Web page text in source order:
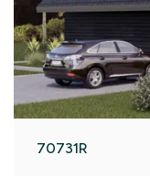
70731R